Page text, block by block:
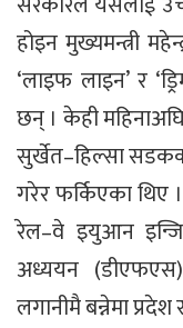
होइन मुख्यमन्त्री
‘लाइफ लाइन’ र
छन् । केही
सुर्खेत–हिल्सा
गरेर फर्किएका थिए
रेल–वे इयुआन
अध्ययन
लगानीमै बन्नेमा